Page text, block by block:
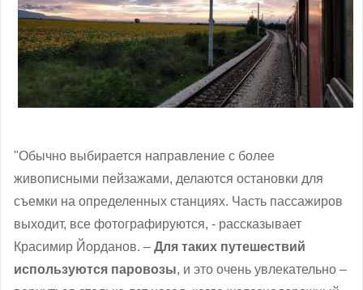
"Обычно выбирается направление с более
живописными пейзажами, делаются остановки для
съемки на определенных станциях. Часть пассажиров
выходит, все фотографируются, - рассказывает
Красимир Йорданов. – Для таких путешествий
используются паровозы, и это очень увлекательно –